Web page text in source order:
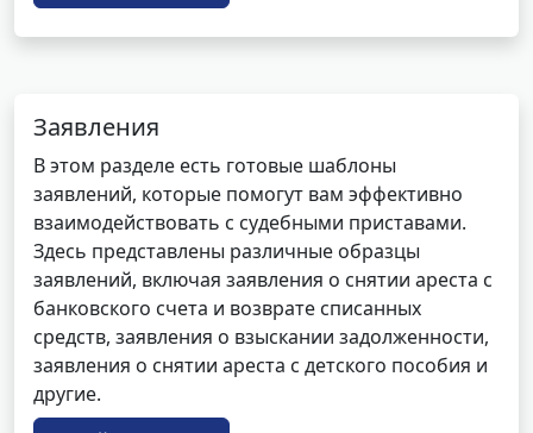
Заявления
В этом разделе есть готовые шаблоны
заявлений, которые помогут вам эффективно
взаимодействовать с судебными приставами.
Здесь представлены различные образцы
заявлений, включая заявления о снятии ареста с
банковского счета и возврате списанных
средств, заявления о взыскании задолженности,
заявления о снятии ареста с детского пособия и
другие.